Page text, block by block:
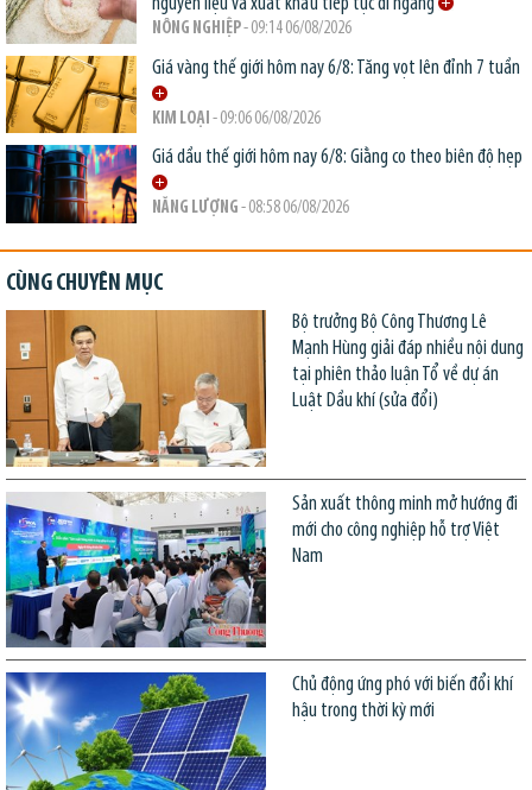
NÔNG NGHIỆP- 09:14 06/08/2026
Giá vàng thế giới hôm nay 6/8: Tăng vọt lên đỉnh 7 tuần
KIM LOẠI - 09:06 06/08/2026
Giá dầu thế giới hôm nay 6/8: Giằng co theo biên độ hẹp
NĂNG LƯỢNG - 08:58 06/08/2026
CÙNG CHUYÊN MỤC
Bộ trưởng Bộ Công Thương Lê
Mạnh Hùng giải đáp nhiều nội dung
tại phiên thảo luận Tổ về dự án
Luật Dầu khí (sửa đổi)
Sản xuất thông minh mở hướng đi
mới cho công nghiệp hỗ trợ Việt
Nam
Chủ động ứng phó với biến đổi khí
hậu trong thời kỳ mới